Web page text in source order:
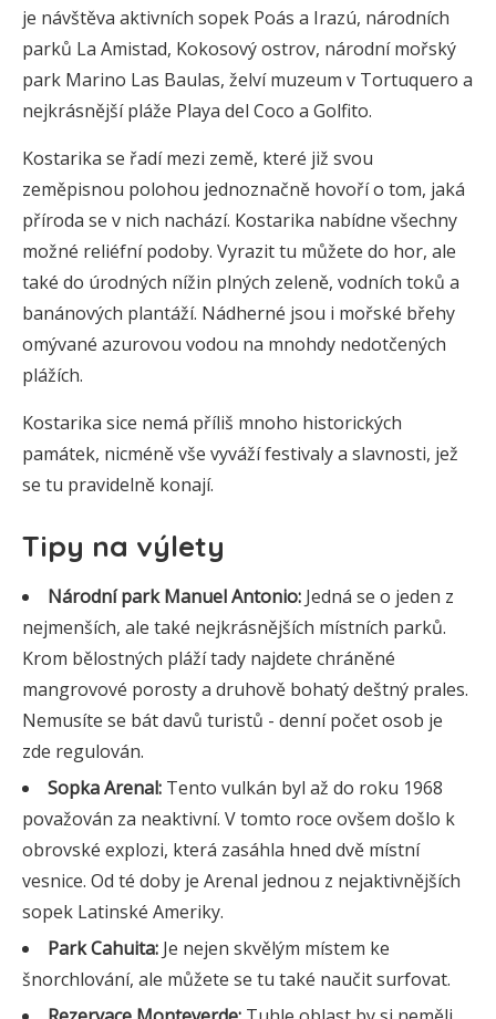
je návštěva aktivních sopek Poás a Irazú, národních
parků La Amistad, Kokosový ostrov, národní mořský
park Marino Las Baulas, želví muzeum v Tortuquero a
nejkrásnější pláže Playa del Coco a Golfito.
Kostarika se řadí mezi země, které již svou
zeměpisnou polohou jednoznačně hovoří o tom, jaká
příroda se v nich nachází. Kostarika nabídne všechny
možné reliéfní podoby. Vyrazit tu můžete do hor, ale
také do úrodných nížin plných zeleně, vodních toků a
banánových plantáží. Nádherné jsou i mořské břehy
omývané azurovou vodou na mnohdy nedotčených
plážích.
Kostarika sice nemá příliš mnoho historických
památek, nicméně vše vyváží festivaly a slavnosti, jež
se tu pravidelně konají.
Tipy na výlety
Národní park Manuel Antonio: Jedná se o jeden z
nejmenších, ale také nejkrásnějších místních parků.
Krom bělostných pláží tady najdete chráněné
mangrovové porosty a druhově bohatý deštný prales.
Nemusíte se bát davů turistů - denní počet osob je
zde regulován.
Sopka Arenal: Tento vulkán byl až do roku 1968
považován za neaktivní. V tomto roce ovšem došlo k
obrovské explozi, která zasáhla hned dvě místní
vesnice. Od té doby je Arenal jednou z nejaktivnějších
sopek Latinské Ameriky.
Park Cahuita: Je nejen skvělým místem ke
šnorchlování, ale můžete se tu také naučit surfovat.